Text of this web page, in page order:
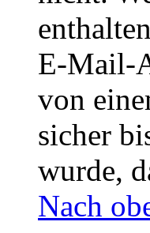
E-Mail-
von
sicher
wurde,
Nach